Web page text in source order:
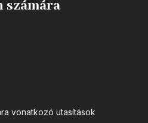
számára
vonatkozó utasítások